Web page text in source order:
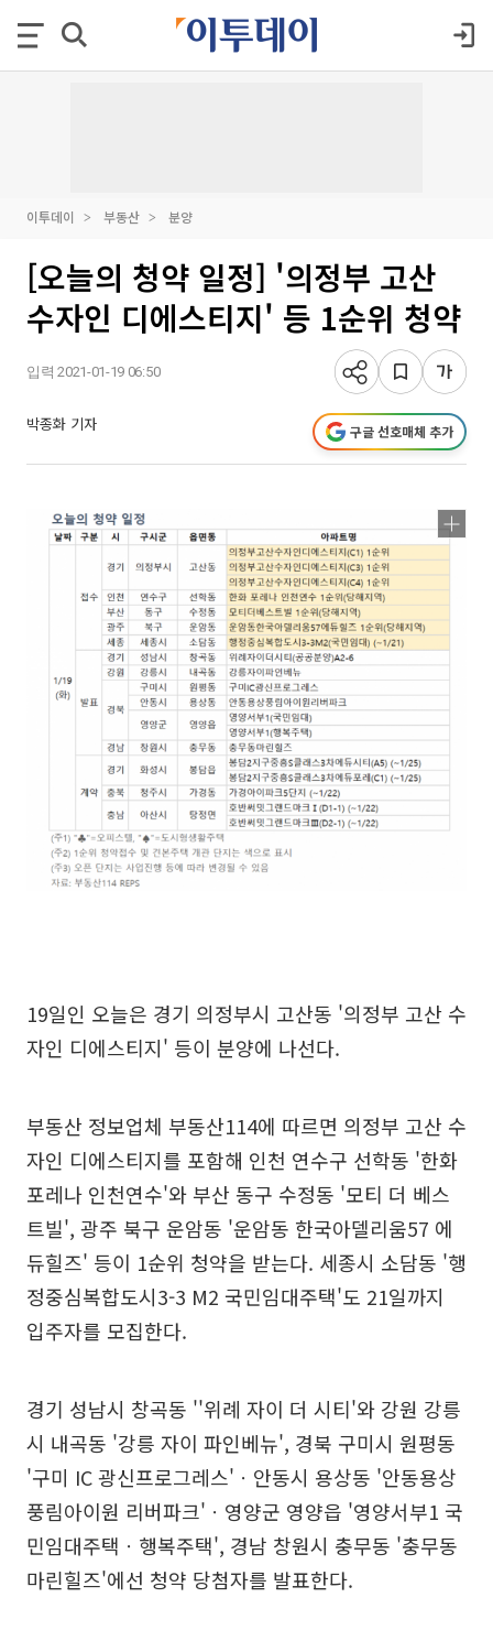
이투데이 부동산 분양
[오늘의 청약 일정] '의정부 고산
수자인 디에스티지' 등 1순위 청약
입력 2021-01-19 06:50
박종화 기자 구글 선호매체 추가
19일인 오늘은 경기 의정부시 고산동 '의정부 고산 수
자인 디에스티지' 등이 분양에 나선다.
부동산 정보업체 부동산114에 따르면 의정부 고산 수
자인 디에스티지를 포함해 인천 연수구 선학동 '한화
포레나 인천연수'와 부산 동구 수정동 '모티 더 베스
트빌', 광주 북구 운암동 '운암동 한국아델리움57 에
듀힐즈' 등이 1순위 청약을 받는다. 세종시 소담동 '행
정중심복합도시3-3 M2 국민임대주택'도 21일까지
입주자를 모집한다.
경기 성남시 창곡동 ''위례 자이 더 시티'와 강원 강릉
시 내곡동 '강릉 자이 파인베뉴', 경북 구미시 원평동
'구미 IC 광신프로그레스'ㆍ안동시 용상동 '안동용상
풍림아이원 리버파크'ㆍ영양군 영양읍 '영양서부1 국
민임대주택ㆍ행복주택', 경남 창원시 충무동 '충무동
마린힐즈'에선 청약 당첨자를 발표한다.